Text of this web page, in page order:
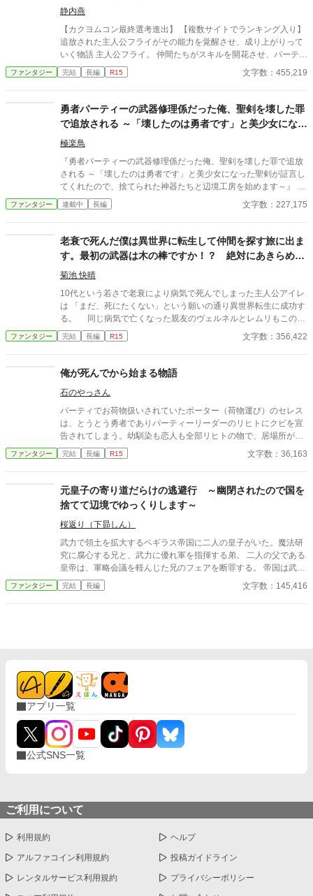
険者へと成り上がり、英雄となる
静内燕
【カクヨムコン最終選考進出】 【複数サイトでランキング入り】
追放された主人公フライがその能力を覚醒させ、成り上がりって
いく物語 主人公フライ。 仲間たちがスキルを開花させ、パーティ
ーがSランクまで昇華していく中、彼が与えられたスキルは「精
霊王」という伝説上の生き物にしか対象にできない使用用途が限
理、周囲の加護、荷物持ちなど、あらゆる雑用を喜んでこなして
いた。 外れスキルの自分でも、仲間達の役に立てるからと。 しか
しその奮闘ぶりは、恵まれたスキルを持つ仲間たちからは認めら
れず、毎日のように不当な扱いを受ける日々。 そしてとうとうダ
ンジョンの中でパーティーからの追放を宣告されてしまう。 「お
前みたいなゴミの変わりはいくらでもいる」 最後のクエストのダ
ンジョンの主は、今までと比較にならないほど強く、歯が立たな
い敵だった。 仲間たちは我先に逃亡、残ったのはフライ一人だ
け。 そこでダンジョンの主は告げる、あなたのスキルを待ってい
いなくなったパーティーたちが没落していく物語。 イラスト 卯
月凪沙様より
ファンタジー 完結 長編 R15 文字数：455,219
勇者パーティーの武器修理係だった俺、聖剣を壊した罪
で追放される ～「壊したのは勇者です」と美少女になっ
た聖剣が証言してくれたので、捨てられた
極楽鳥
『勇者パーティーの武器修理係だった俺、聖剣を壊した罪で追放
される ～「壊したのは勇者です」と美少女になった聖剣が証言し
てくれたので、捨てられた神器たちと辺境工房を始めます～』 あ
らすじ 勇者パーティーの武器修理係ラウルは、戦えない無能とし
て仲間から見下されていた。 ある日、ラウルの警告を無視した勇
ウルだった。 報酬も名誉も奪われ、パーティーを追放されたラウ
ルは、処分されることになった聖剣だけを引き取って辺境へ向か
う。 廃村の鍛冶場で折れた聖剣を修理すると、まばゆい光の中か
ら銀髪の美しい女性が現れた。 「わたしを壊したのは勇者です。
そして、あなたこそがわたしの主です」 ラウルの外れ技能【原型
復元】には、壊れた神器を本来の姿へ戻す力があった。 聖剣、神
盾、魔導鎧、古代要塞――。 捨てられた神器を直すたび、最強の
美少女が仲間になっていく。 これは無能扱いされた修理師が、愛
の重い神器たちと辺境工房を築き、やがて壊れかけた世界まで修
ファンタジー 連載中 長編 文字数：227,175
老衰で死んだ僕は異世界に転生して仲間を探す旅に出ま
す。最初の武器は木の棒ですか！？ 絶対にあきらめな
い心で剣と魔法を使いこなします！
菊池 快晴
10代という若さで老衰により病気で死んでしまった主人公アイレ
は 「まだ、死にたくない」という願いの通り異世界転生に成功す
る。 同じ病気で亡くなった親友のヴェルネルとレムリもこの世
界いるはずだと アイレは二人を探す旅に出るが、すぐに魔物に襲
われてしまう 最初の武器は木の棒！？ そして謎の人物によっ
そうになりながらも、アイレは剣と魔法を使いこなしながら 困難
ー物語！ 異世界転生は２話目です！ キャラクタ―の魅力を味
わってもらえると嬉しいです。 話の終わりのヒキを重要視して
いるので、そこを注目して下さい！ ****** 完結まで必ず続けます
***** ****** 毎日更新もします ***** 他サイトへ重複投稿してい
ファンタジー 完結 長編 R15 文字数：356,422
俺が死んでから始まる物語
石のやっさん
パーティでお荷物扱いされていたポーター（荷物運び）のセレス
は、とうとう勇者でありパーティーリーダーのリヒトにクビを宣
告されてしまう。幼馴染も恋人も全部リヒトの物で、居場所がど
こにもないことは自分でも解っていた。 だが、それでもセレスは
パーティに残りたかったので土下座までしてリヒトに情けなくも
の柄でセレスを殴った…そして、セレスは亡くなった。 そこから
この話は始まる。 セレスには誰にも言った事が無い『秘密』があ
り、その秘密のせいで、死ぬことは怖く無かった…死から始まる
ファンタジー此処に開幕
ファンタジー 完結 長編 R15 文字数：36,163
元皇子の寄り道だらけの逃避行 ～幽閉されたので国を
捨てて辺境でゆっくりします～
桜返り（下昴しん）
武力で領土を拡大するベギラス帝国に二人の皇子がいた。魔法研
究に腐心する兄と、武力に優れ軍を指揮する弟。 二人の父である
皇帝は、軍略会議を軽んじた兄のフェアを断罪する。 帝国は武力
を求めていたのだ。 フェアに一方的に告げられた罪状は、敵前逃
亡。皇帝の第一継承権を持つ皇子の座から一転して、罪人になっ
に、強引なマトビア。 なんだかんだでベギラス帝国の元皇子と皇
女の、ゆるすぎる逃亡劇が始まった──。 ※カクヨム様、小説家
になろう様でも投稿中。
ファンタジー 完結 長編 文字数：145,416
アプリ一覧
公式SNS一覧
ご利用について
利用規約 ヘルプ
アルファコイン利用規約 投稿ガイドライン
レンタルサービス利用規約 プライバシーポリシー